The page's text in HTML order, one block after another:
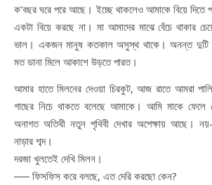
ক’বছর ঘরে পরে আছে। ইচ্ছে থাকলেও আমাকে বিয়ে দিতে
একটা বিয়ে করছে না। মা আমাদের মাঝে বেঁচে থাকার
ভাল। একজন মানুষ কতকাল অসুস্থ থাকে। অনন্ত দুটি
মত ডানা মিলে আকাশে উড়তে পারত।
আমার হাতে মিলনের দেওয়া চিরকুট, আজ রাতে আমরা
গাছের নিচে থাকতে বলেছে আমাকে। আমি মাকে ফেলে
অনাগত অতিথী নতুন পৃথিবী দেখার অপেক্ষায় আছে।
নাড়ার শব্দ।
দরজা খুলতেই দেখি মিলন।
── ফিসফিস করে বলছে, এত দেরি করছো কেন?